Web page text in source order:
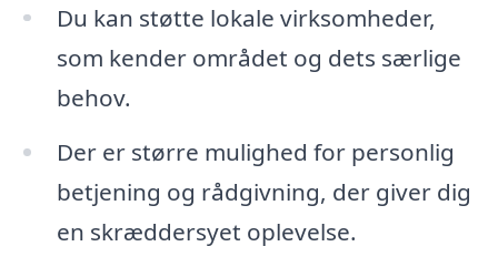
Du kan støtte lokale virksomheder,
som kender området og dets særlige
behov.
Der er større mulighed for personlig
betjening og rådgivning, der giver dig
en skræddersyet oplevelse.